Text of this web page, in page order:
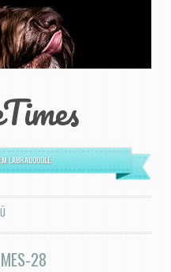
LABRADOODLE.
28